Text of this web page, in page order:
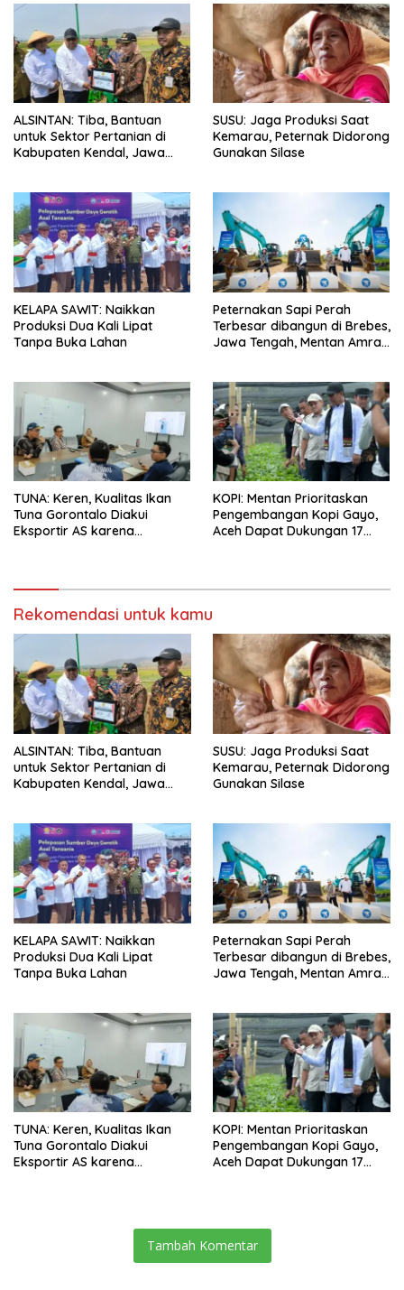
ALSINTAN: Tiba, Bantuan
untuk Sektor Pertanian di
Kabupaten Kendal, Jawa
SUSU: Jaga Produksi Saat
Kemarau, Peternak Didorong
Gunakan Silase
KELAPA SAWIT: Naikkan
Produksi Dua Kali Lipat
Tanpa Buka Lahan
Peternakan Sapi Perah
Terbesar dibangun di Brebes,
Jawa Tengah, Mentan Amran
TUNA: Keren, Kualitas Ikan
Tuna Gorontalo Diakui
Eksportir AS karena
KOPI: Mentan Prioritaskan
Pengembangan Kopi Gayo,
Aceh Dapat Dukungan 17
Rekomendasi untuk kamu
ALSINTAN: Tiba, Bantuan
untuk Sektor Pertanian di
Kabupaten Kendal, Jawa
SUSU: Jaga Produksi Saat
Kemarau, Peternak Didorong
Gunakan Silase
KELAPA SAWIT: Naikkan
Produksi Dua Kali Lipat
Tanpa Buka Lahan
Peternakan Sapi Perah
Terbesar dibangun di Brebes,
Jawa Tengah, Mentan Amran
TUNA: Keren, Kualitas Ikan
Tuna Gorontalo Diakui
Eksportir AS karena
KOPI: Mentan Prioritaskan
Pengembangan Kopi Gayo,
Aceh Dapat Dukungan 17
Tambah Komentar